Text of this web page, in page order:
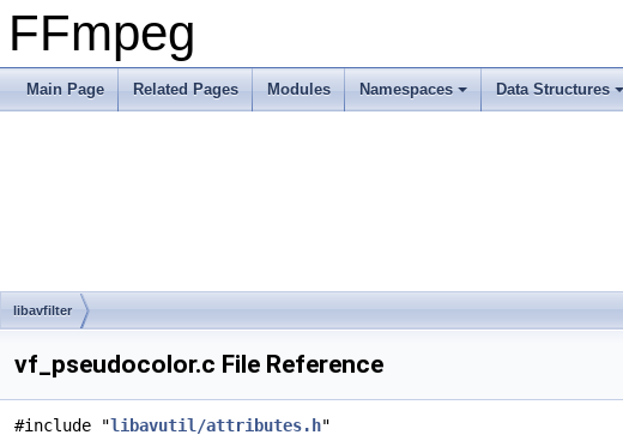
FFmpeg
Main Page Related Pages Modules Namespaces Data Structures
libavfilter
vf_pseudocolor.c File Reference
#include "libavutil/attributes.h"